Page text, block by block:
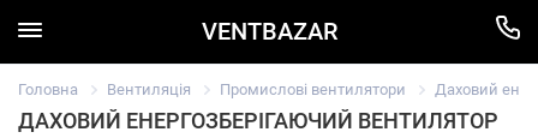
VENTBAZAR
Головна Вентиляція Промислові вентилятори Даховий
ДАХОВИЙ ЕНЕРГОЗБЕРІГАЮЧИЙ ВЕНТИЛЯТОР